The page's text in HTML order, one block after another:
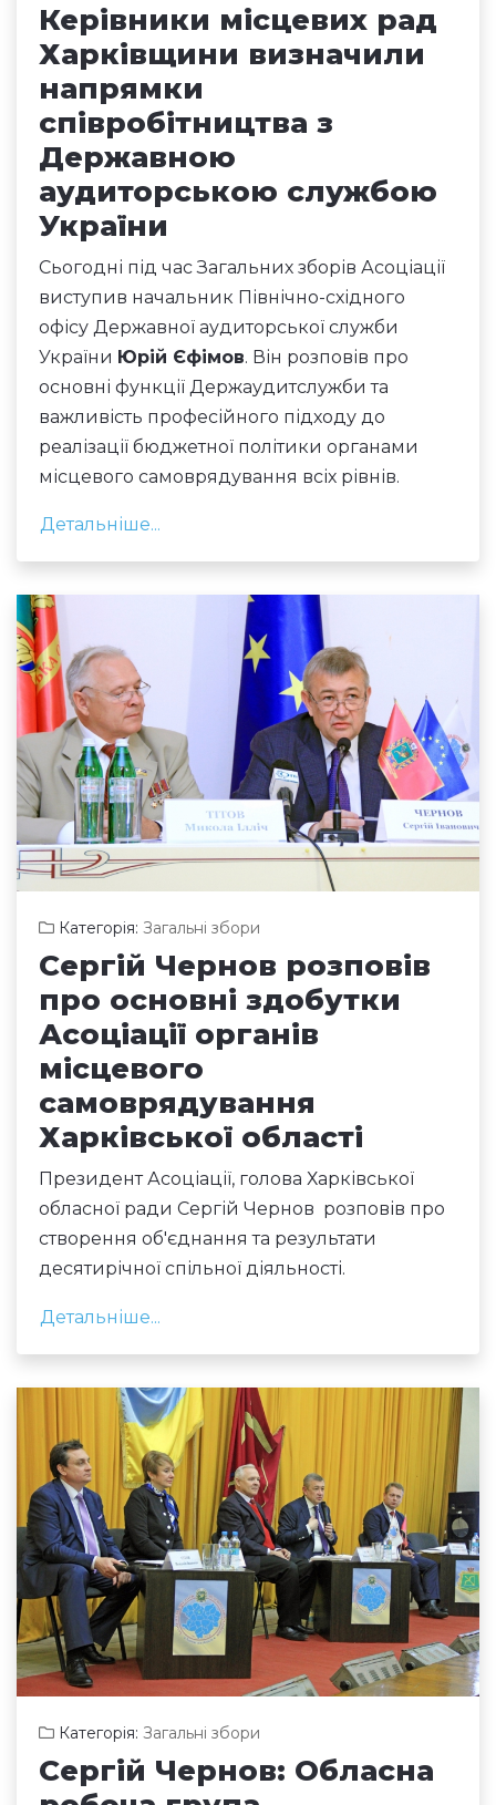
Керівники місцевих рад
Харківщини визначили
напрямки
співробітництва з
Державною
аудиторською службою
України
Сьогодні під час Загальних зборів Асоціації
виступив начальник Північно-східного
офісу Державної аудиторської служби
України Юрій Єфімов. Він розповів про
основні функції Держаудитслужби та
важливість професійного підходу до
реалізації бюджетної політики органами
місцевого самоврядування всіх рівнів.
Детальніше...
Категорія: Загальні збори
Сергій Чернов розповів
про основні здобутки
Асоціації органів
місцевого
самоврядування
Харківської області
Президент Асоціації, голова Харківської
обласної ради Сергій Чернов розповів про
створення об'єднання та результати
десятирічної спільної діяльності.
Детальніше...
Категорія: Загальні збори
Сергій Чернов: Обласна